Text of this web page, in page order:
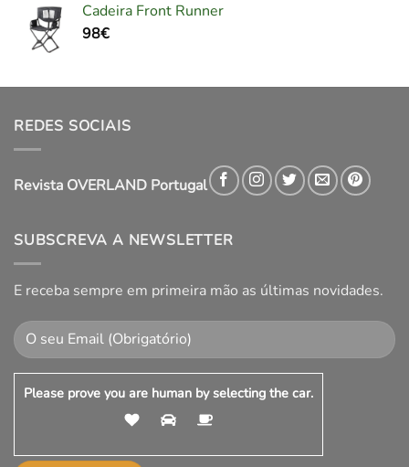
Cadeira Front Runner
98€
REDES SOCIAIS
Revista OVERLAND Portugal
SUBSCREVA A NEWSLETTER
E receba sempre em primeira mão as últimas novidades.
Please prove you are human by selecting the car.